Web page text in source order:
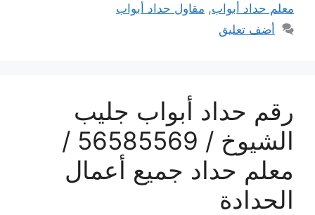
معلم حداد أبواب, مقاول حداد أبواب
أضف تعليق
رقم حداد أبواب جليب
الشيوخ / 56585569 /
معلم حداد جميع أعمال
الحدادة